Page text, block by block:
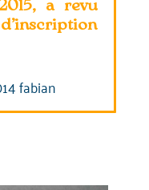
a revu
fabian